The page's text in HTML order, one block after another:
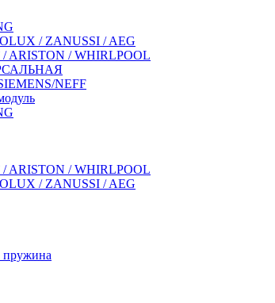
/ ZANUSSI / AEG
ARISTON / WHIRLPOOL
NEFF
ARISTON / WHIRLPOOL
/ ZANUSSI / AEG
пружина